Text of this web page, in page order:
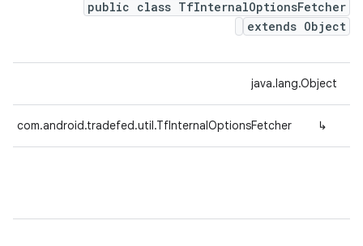
public class TfInternalOptionsFetcher
extends Object
java.lang.Object
↳
com.android.tradefed.util.TfInternalOptionsFetcher